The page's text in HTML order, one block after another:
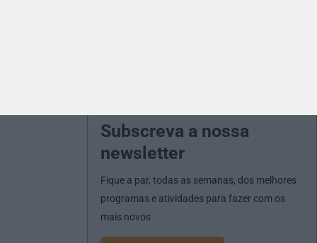
Subscreva a nossa
newsletter
Fique a par, todas as semanas, dos melhores
programas e atividades para fazer com os
mais novos